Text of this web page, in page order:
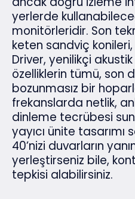
yerlerde
monitörleridir. Son
keten sandviç
Driver, yenilikçi
özelliklerin tümü, son
bozunmasız bir
frekanslarda netlik,
dinleme tecrübesi
yayıcı ünite
40’nizi duvarların
yerleştirseniz bile,
tepkisi alabilirsiniz.